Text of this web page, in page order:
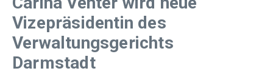
Vizepräsidentin des
Verwaltungsgerichts
Darmstadt